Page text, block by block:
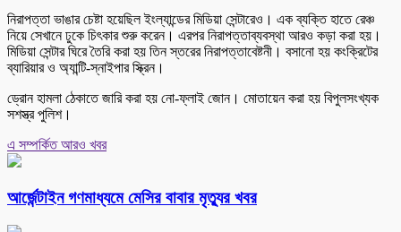
নিরাপত্তা ভাঙার চেষ্টা হয়েছিল ইংল্যান্ডের মিডিয়া সেন্টারেও। এক ব্যক্তি হাতে রেঞ্চ
নিয়ে সেখানে ঢুকে চিৎকার শুরু করেন। এরপর নিরাপত্তাব্যবস্থা আরও কড়া করা হয়।
মিডিয়া সেন্টার ঘিরে তৈরি করা হয় তিন স্তরের নিরাপত্তাবেষ্টনী। বসানো হয় কংক্রিটের
ব্যারিয়ার ও অ্যান্টি-স্নাইপার স্ক্রিন।
ড্রোন হামলা ঠেকাতে জারি করা হয় নো-ফ্লাই জোন। মোতায়েন করা হয় বিপুলসংখ্যক
সশস্ত্র পুলিশ।
এ সম্পর্কিত আরও খবর
আর্জেন্টাইন গণমাধ্যমে মেসির বাবার মৃত্যুর খবর